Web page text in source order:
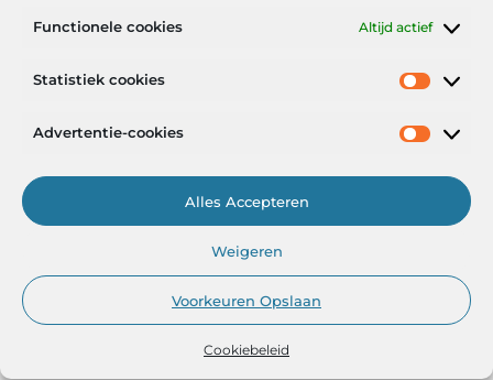
Functionele cookies Altijd actief
Statistiek cookies
Advertentie-cookies
Alles Accepteren
Weigeren
Voorkeuren Opslaan
Cookiebeleid
Het Portaal voor Inzichten en Inspiratie
— AdviesPortal.nl verzamelt de beste blogs en artikelen om jou te
helpen groeien. Ontdek, leer en laat je inspireren!
www.adviesportal.nl.All Right Reserved.
Onze informatie